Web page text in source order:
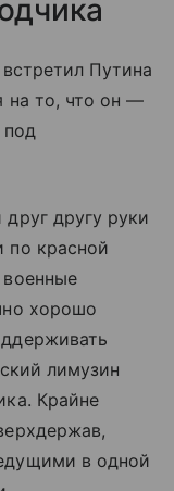
Путина
на то, что он —
под
другу руки
по красной
хорошо
лимузин
Крайне
в одной